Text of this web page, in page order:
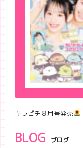
キラピチ８月号発売
BLOG ブログ